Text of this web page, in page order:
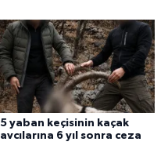
5 yaban keçisinin kaçak
avcılarına 6 yıl sonra ceza